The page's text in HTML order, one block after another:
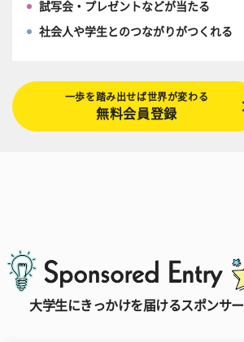
試写会・プレゼントなどが当たる
社会人や学生とのつながりがつくれる
一歩を踏み出せば世界が変わる
無料会員登録
大学生にきっかけを届けるスポンサー